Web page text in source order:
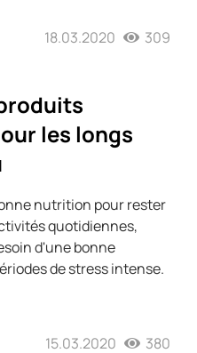
18.03.2020 309
les longs
nutrition pour rester
quotidiennes,
d'une bonne
de stress intense.
15.03.2020 380